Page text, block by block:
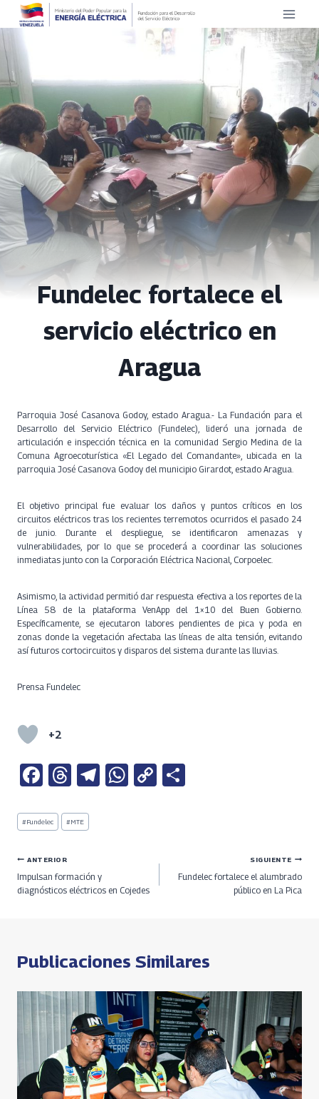
Saltar
contenido
Fundelec fortalece el
servicio eléctrico en
Aragua
Parroquia José Casanova Godoy, estado Aragua.- La Fundación para el
Desarrollo del Servicio Eléctrico (Fundelec), lideró una jornada de
articulación e inspección técnica en la comunidad Sergio Medina de la
Comuna Agroecoturística «El Legado del Comandante», ubicada en la
parroquia José Casanova Godoy del municipio Girardot, estado Aragua.
El objetivo principal fue evaluar los daños y puntos críticos en los
circuitos eléctricos tras los recientes terremotos ocurridos el pasado 24
de junio. Durante el despliegue, se identificaron amenazas y
vulnerabilidades, por lo que se procederá a coordinar las soluciones
inmediatas junto con la Corporación Eléctrica Nacional, Corpoelec.
Asimismo, la actividad permitió dar respuesta efectiva a los reportes de la
Línea 58 de la plataforma VenApp del 1×10 del Buen Gobierno.
Específicamente, se ejecutaron labores pendientes de pica y poda en
zonas donde la vegetación afectaba las líneas de alta tensión, evitando
así futuros cortocircuitos y disparos del sistema durante las lluvias.
Prensa Fundelec
+2
Fa
b
o
k
T
re
ds
Te W
p
C
n
k
Etiquetas
de
entrada:
#Fundelec #MTE
Navegación
de
ANTERIOR
Impulsan formación y
diagnósticos eléctricos en Cojedes
SIGUIENTE
Fundelec fortalece el alumbrado
público en La Pica
Publicaciones Similares